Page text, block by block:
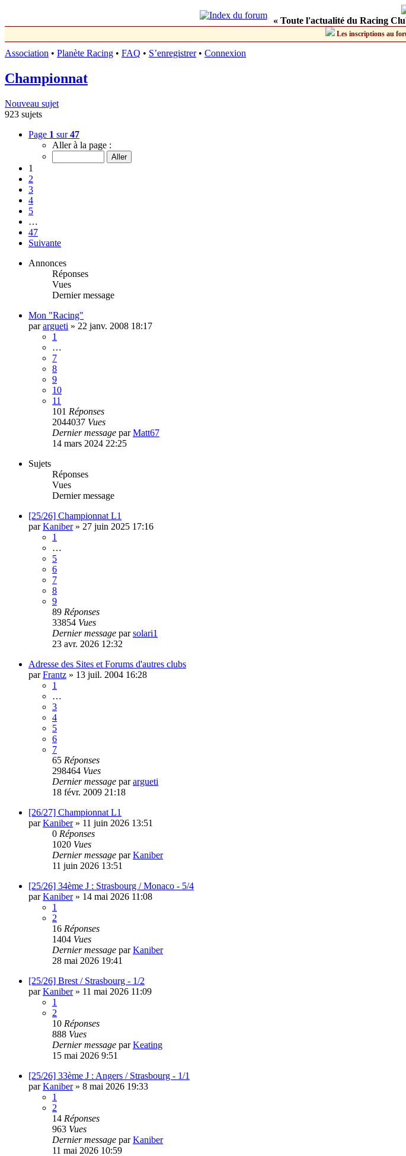
« Toute l'actualité du Racing
Les inscriptions au
Association • Planète Racing • FAQ • S’enregistrer• Connexion
Championnat
Nouveau sujet
923 sujets
Page 1 sur47
Aller à la page :
1
2
3
4
5
…
47
Suivante
Annonces
Réponses
Vues
Dernier message
Mon "Racing"
parargueti » 22 janv. 2008 18:17
1
…
7
8
9
10
11
101 Réponses
2044037 Vues
Dernier message parMatt67
14 mars 2024 22:25
Sujets
Réponses
Vues
Dernier message
[25/26] Championnat L1
parKaniber» 27 juin 2025 17:16
1
…
5
6
7
8
9
89 Réponses
33854 Vues
Dernier message parsolari1
23 avr. 2026 12:32
Adresse des Sites et Forums d'autres clubs
parFrantz » 13 juil. 2004 16:28
1
…
3
4
5
6
7
65 Réponses
298464 Vues
Dernier message parargueti
18 févr. 2009 21:18
[26/27] Championnat L1
parKaniber» 11 juin 2026 13:51
0 Réponses
1020 Vues
Dernier message parKaniber
11 juin 2026 13:51
[25/26] 34ème J : Strasbourg / Monaco - 5/4
parKaniber» 14 mai 2026 11:08
1
2
16 Réponses
1404 Vues
Dernier message parKaniber
28 mai 2026 19:41
[25/26] Brest / Strasbourg - 1/2
parKaniber» 11 mai 2026 11:09
1
2
10 Réponses
888 Vues
Dernier message parKeating
15 mai 2026 9:51
[25/26] 33ème J : Angers / Strasbourg - 1/1
parKaniber» 8 mai 2026 19:33
1
2
14 Réponses
963 Vues
Dernier message parKaniber
11 mai 2026 10:59